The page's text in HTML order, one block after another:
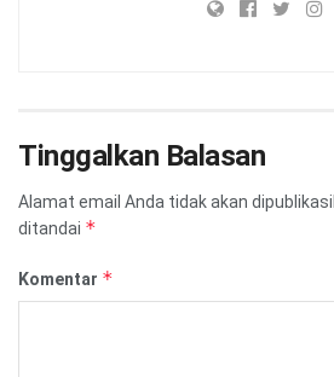
Tinggalkan Balasan
Alamat email Anda tidak akan
ditandai *
Komentar *